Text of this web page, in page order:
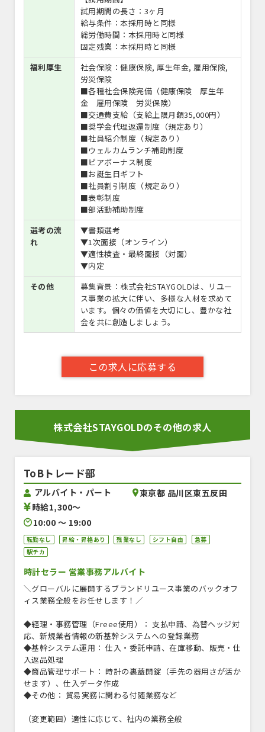
試用期間の長さ：3ヶ月
給与条件：本採用時と同様
総労働時間：本採用時と同様
固定残業：本採用時と同様
福利厚生
社会保険：健康保険, 厚生年金, 雇用保険,
労災保険
■各種社会保険完備（健康保険 厚生年
金 雇用保険 労災保険）
■交通費支給（支給上限月額35,000円）
■奨学金代理返還制度（規定あり）
■社員紹介制度（規定あり）
■ウェルカムランチ補助制度
■ピアボーナス制度
■お誕生日ギフト
■社員割引制度（規定あり）
■表彰制度
■部活動補助制度
選考の流
れ
▼書類選考
▼1次面接（オンライン）
▼適性検査・最終面接（対面）
▼内定
その他
募集背景：株式会社STAYGOLDは、リユー
ス事業の拡大に伴い、多様な人材を求めて
います。個々の価値を大切にし、豊かな社
会を共に創造しましょう。
この求人に応募する
株式会社STAYGOLDのその他の求人
ToBトレード部
アルバイト・パート
時給1,300〜
10:00 〜 19:00
東京都 品川区東五反田
転勤なし 昇給・昇格あり 残業なし シフト自由
急募
駅チカ
時計セラー 営業事務アルバイト
＼グローバルに展開するブランドリユース事業のバックオフ
ィス業務全般をお任せします！／
◆経理・事務管理（Freee使用）： 支払申請、為替ヘッジ対
応、新規業者情報の新基幹システムへの登録業務
◆基幹システム運用： 仕入・委託申請、在庫移動、販売・仕
入返品処理
◆商品管理サポート： 時計の裏蓋開錠（手先の器用さが活か
せます）、仕入データ作成
◆その他： 貿易実務に関わる付随業務など
（変更範囲）適性に応じて、社内の業務全般